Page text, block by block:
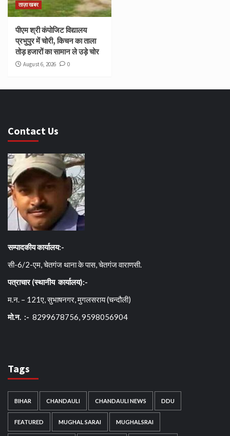
ताज़ा खबर
पीएम श्री कंपोजिट विद्यालय
प्रभुपुर में चोरी, किचन का ताला
तोड़ हजारों का सामान ले उड़े चोर
August 6, 2026 0
Contact Us
सम्पादकीय कार्यालय:-
सी-6/2-एम, चेतगंज थाना के पास, चेतगंज वाराणसी.
पत्राचार (स्थानीय कार्यालय):-
म.न. – 121ए, सुभाषनगर, मुगलसराय (चन्दौली)
मो.न. :- 8299678756, 9598056904
Tags
BIHAR CHANDAULI CHANDAULI NEWS DDU
FEATURED MUGHAL SARAI MUGHALSRAI